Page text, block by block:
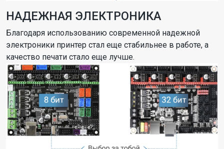
НАДЕЖНАЯ ЭЛЕКТРОНИКА
Благодаря использованию современной надежной
электроники принтер стал еще стабильнее в работе, а
качество печати стало еще лучше.